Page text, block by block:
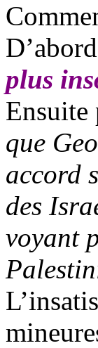
plus
Ensuite
que
accord
des
voyant